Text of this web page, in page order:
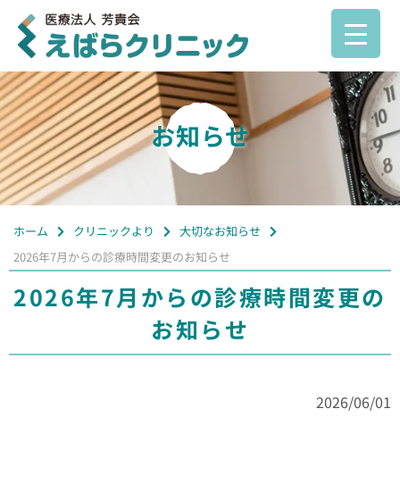
お知らせ
ホーム クリニックより
大切なお知らせ
2026年7月からの診療時間変更のお知らせ
2026年7月からの診療時間変更の
お知らせ
2026/06/01